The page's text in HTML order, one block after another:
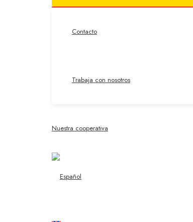
Contacto
Trabaja con nosotros
Nuestra cooperativa